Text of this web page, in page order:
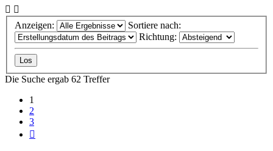
Anzeigen:
Sortiere nach:
Richtung:
Die Suche ergab 62 Treffer
1
2
3